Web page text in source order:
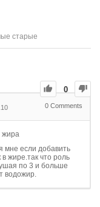
старые
0
0 Comments
жира
мне если добавить
жире.так что роль
по 3 и больше
водожир.